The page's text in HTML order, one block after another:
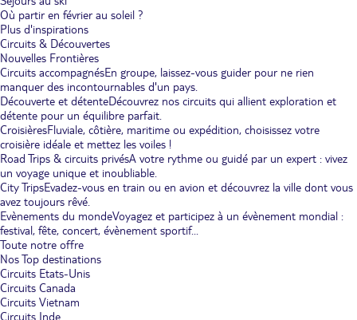
Où partir en février au soleil ?
Plus d'inspirations
Circuits & Découvertes
Nouvelles Frontières
Circuits accompagnésEn groupe, laissez-vous guider pour ne rien
manquer des incontournables d'un pays.
Découverte et détenteDécouvrez nos circuits qui allient exploration et
détente pour un équilibre parfait.
CroisièresFluviale, côtière, maritime ou expédition, choisissez votre
croisière idéale et mettez les voiles !
Road Trips & circuits privésA votre rythme ou guidé par un expert : vivez
un voyage unique et inoubliable.
City TripsEvadez-vous en train ou en avion et découvrez la ville dont vous
avez toujours rêvé.
Evènements du mondeVoyagez et participez à un évènement mondial :
festival, fête, concert, évènement sportif...
Toute notre offre
Nos Top destinations
Circuits Etats-Unis
Circuits Canada
Circuits Vietnam
Circuits Inde